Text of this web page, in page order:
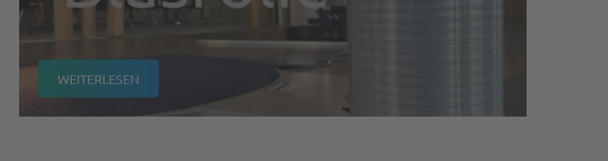
WEITERLESEN